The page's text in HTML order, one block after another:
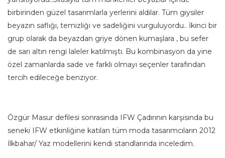
birbirinden güzel tasarımlarla yerlerini aldılar. Tüm giysiler
beyazın saflığı, temizliği ve sadeliğini vurguluyordu.. İkinci bir
grup olarak da beyazdan griye dönen kumaşlara , bu sefer
de sarı altın rengi laleler katılmıştı. Bu kombinasyon da yine
özel zamanlarda sade ve farklı olmayı seçenler tarafından
tercih edileceğe benziyor.
Özgür Masur defilesi sonrasında IFW Çadırının karşısında bu
seneki IFW etkinliğine katılan tüm moda tasarımcıların 2012
İlkbahar/ Yaz modellerini kendi standlarında inceledim.